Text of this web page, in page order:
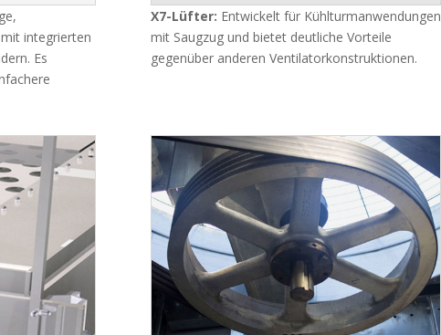
integrierten
Es
X7-Lüfter: Entwickelt für Kühlturmanwendungen
mit Saugzug und bietet deutliche Vorteile
gegenüber anderen Ventilatorkonstruktionen.